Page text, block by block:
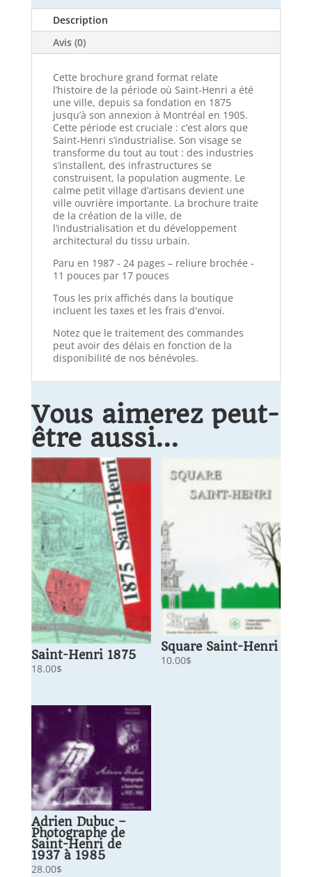
Description
Avis (0)
Cette brochure grand format relate
l’histoire de la période où Saint-Henri a été
une ville, depuis sa fondation en 1875
jusqu’à son annexion à Montréal en 1905.
Cette période est cruciale : c’est alors que
Saint-Henri s’industrialise. Son visage se
transforme du tout au tout : des industries
s’installent, des infrastructures se
construisent, la population augmente. Le
calme petit village d’artisans devient une
ville ouvrière importante. La brochure traite
de la création de la ville, de
l’industrialisation et du développement
architectural du tissu urbain.
Paru en 1987 - 24 pages – reliure brochée -
11 pouces par 17 pouces
Tous les prix affichés dans la boutique
incluent les taxes et les frais d'envoi.
Notez que le traitement des commandes
peut avoir des délais en fonction de la
disponibilité de nos bénévoles.
Vous aimerez peut-
être aussi…
Saint-Henri 1875
18.00$
Square Saint-Henri
10.00$
Adrien Dubuc –
Photographe de
Saint-Henri de
1937 à 1985
28.00$